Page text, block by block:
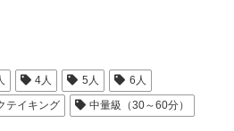
4人 5人
6人
テイキング 中量級（30～60分）